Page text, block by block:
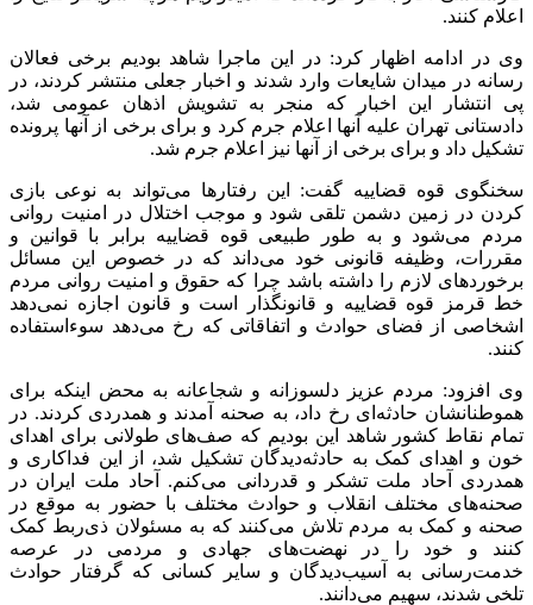
اعلام کنند.
وی در ادامه اظهار کرد: در این ماجرا شاهد بودیم برخی فعالان
رسانه در میدان شایعات وارد شدند و اخبار جعلی منتشر کردند، در
پی انتشار این اخبار که منجر به تشویش اذهان عمومی شد،
دادستانی تهران علیه آنها اعلام جرم کرد و برای برخی از آنها پرونده
تشکیل داد و برای برخی از آنها نیز اعلام جرم شد.
سخنگوی قوه قضاییه گفت: این رفتار‌ها می‌تواند به نوعی بازی
کردن در زمین دشمن تلقی شود و موجب اختلال در امنیت روانی
مردم می‌شود و به طور طبیعی قوه قضاییه برابر با قوانین و
مقررات، وظیفه قانونی خود می‌داند که در خصوص این مسائل
برخورد‌های لازم را داشته باشد چرا که حقوق و امنیت روانی مردم
خط قرمز قوه قضاییه و قانونگذار است و قانون اجازه نمی‌دهد
اشخاصی از فضای حوادث و اتفاقاتی که رخ می‌دهد سوءاستفاده
کنند.
وی افزود: مردم عزیز دلسوزانه و شجاعانه به محض اینکه برای
هموطنانشان حادثه‌ای رخ داد، به صحنه آمدند و همدردی کردند. در
تمام نقاط کشور شاهد این بودیم که صف‌های طولانی برای اهدای
خون و اهدای کمک به حادثه‌دیدگان تشکیل شد، از این فداکاری و
همدردی آحاد ملت تشکر و قدردانی می‌کنم. آحاد ملت ایران در
صحنه‌های مختلف انقلاب و حوادث مختلف با حضور به موقع در
صحنه و کمک به مردم تلاش می‌کنند که به مسئولان ذی‌ربط کمک
کنند و خود را در نهضت‌های جهادی و مردمی در عرصه
خدمت‌رسانی به آسیب‌دیدگان و سایر کسانی که گرفتار حوادث
تلخی شدند، سهیم می‌دانند.